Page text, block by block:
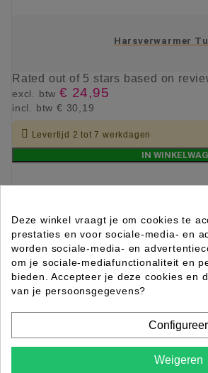
Harsverwarmer
Rated out of 5 stars based on
excl. btw € 24,95
incl. btw € 30,19
 Levertijd 2 tot 7 werkdagen
IN
Deze winkel vraagt je om cookies te
prestaties en voor sociale-media- en
worden sociale-media- en
om je sociale-mediafunctionaliteit en
bieden. Accepteer je deze cookies en
van je persoonsgegevens?
Configureer
Weigeren